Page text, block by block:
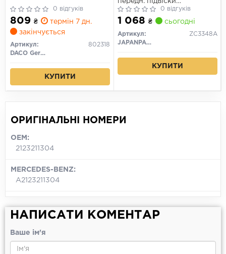
0 відгуків
809 ₴
термін 7 дн.
закінчується
Артикул:
802318
DACO Germany
КУПИТИ
переднедняя W212 09-
0 відгуків
1 068 ₴ сьогодні
Артикул:
ZC3348A
JAPANPARTS
КУПИТИ
ОРИГІНАЛЬНІ НОМЕРИ
OEM:
2123211304
MERCEDES-BENZ:
A2123211304
НАПИСАТИ КОМЕНТАР
Ваше ім'я